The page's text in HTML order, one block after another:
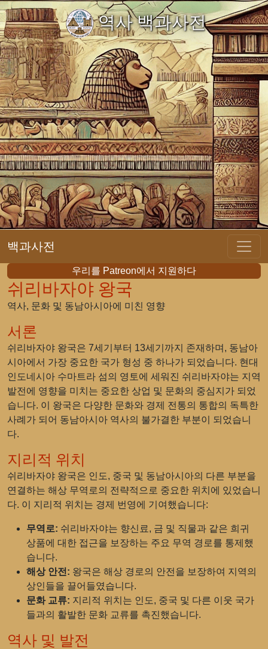
역사 백과사전
백과사전
우리를 Patreon에서 지원하다
쉬리바자야 왕국
역사, 문화 및 동남아시아에 미친 영향
서론
쉬리바자야 왕국은 7세기부터 13세기까지 존재하며, 동남아
시아에서 가장 중요한 국가 형성 중 하나가 되었습니다. 현대
인도네시아 수마트라 섬의 영토에 세워진 쉬리바자야는 지역
발전에 영향을 미치는 중요한 상업 및 문화의 중심지가 되었
습니다. 이 왕국은 다양한 문화와 경제 전통의 통합의 독특한
사례가 되어 동남아시아 역사의 불가결한 부분이 되었습니
다.
지리적 위치
쉬리바자야 왕국은 인도, 중국 및 동남아시아의 다른 부분을
연결하는 해상 무역로의 전략적으로 중요한 위치에 있었습니
다. 이 지리적 위치는 경제 번영에 기여했습니다:
무역로: 쉬리바자야는 향신료, 금 및 직물과 같은 희귀
상품에 대한 접근을 보장하는 주요 무역 경로를 통제했
습니다.
해상 안전: 왕국은 해상 경로의 안전을 보장하여 지역의
상인들을 끌어들였습니다.
문화 교류: 지리적 위치는 인도, 중국 및 다른 이웃 국가
들과의 활발한 문화 교류를 촉진했습니다.
역사 및 발전